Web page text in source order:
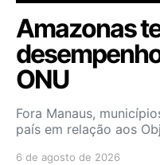
Amazonas
ONU
Fora Manaus,
país em relação aos
6 de agosto de 2026